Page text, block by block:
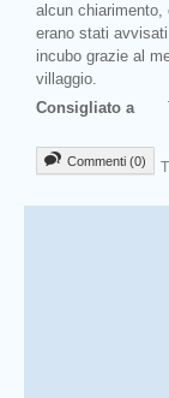
alcun chiarimento,
erano stati
incubo grazie al
villaggio.
Consigliato a
Commenti (0)